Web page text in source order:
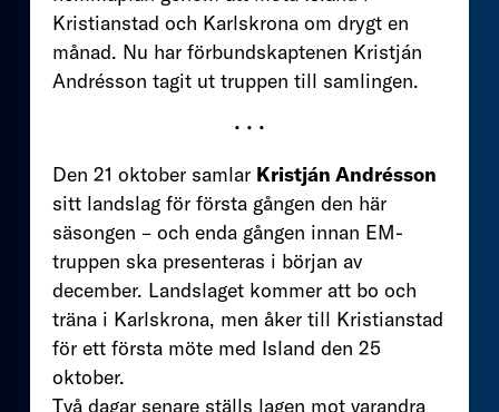
Kristianstad och Karlskrona om drygt en
månad. Nu har förbundskaptenen Kristján
Andrésson tagit ut truppen till samlingen.
• • •
Den 21 oktober samlar Kristján Andrésson
sitt landslag för första gången den här
säsongen – och enda gången innan EM-
truppen ska presenteras i början av
december. Landslaget kommer att bo och
träna i Karlskrona, men åker till Kristianstad
för ett första möte med Island den 25
oktober.
Två dagar senare ställs lagen mot varandra